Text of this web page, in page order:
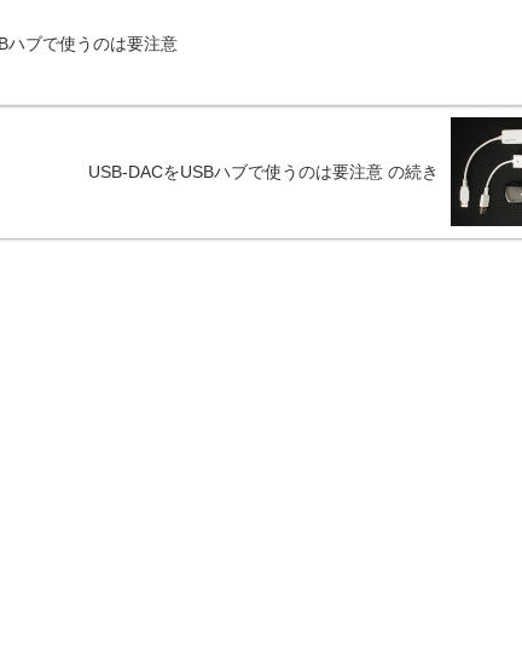
ハブで使うのは要注意
USB-DACをUSBハブで使うのは要注意 の続き